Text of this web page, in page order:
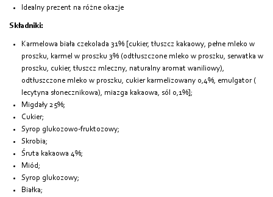
Idealny prezent na różne okazje
Składniki:
Karmelowa biała czekolada 31% [cukier, tłuszcz kakaowy, pełne mleko w
proszku, karmel w proszku 3% (odtłuszczone mleko w proszku, serwatka w
proszku, cukier, tłuszcz mleczny, naturalny aromat waniliowy),
odtłuszczone mleko w proszku, cukier karmelizowany 0,4%, emulgator (
lecytyna słonecznikowa), miazga kakaowa, sól 0,1%];
Migdały 25%;
Cukier;
Syrop glukozowo-fruktozowy;
Skrobia;
Śruta kakaowa 4%;
Miód;
Syrop glukozowy;
Białka;